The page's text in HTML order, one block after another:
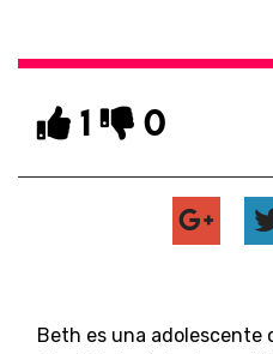
1 0
Beth es una adolescente